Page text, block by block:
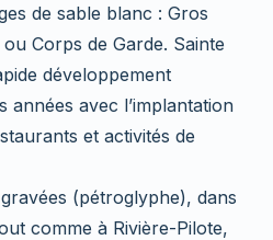
de sable blanc : Gros
Corps de Garde. Sainte
développement
années avec l’implantation
et activités de
(pétroglyphe), dans
comme à Rivière-Pilote,